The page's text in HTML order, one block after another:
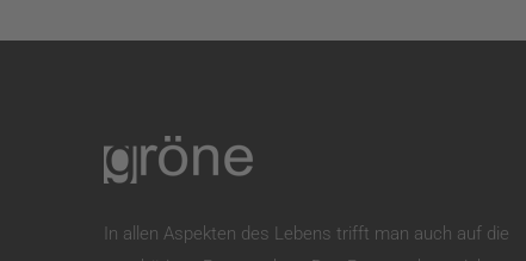
In allen Aspekten des Lebens trifft man auch auf die